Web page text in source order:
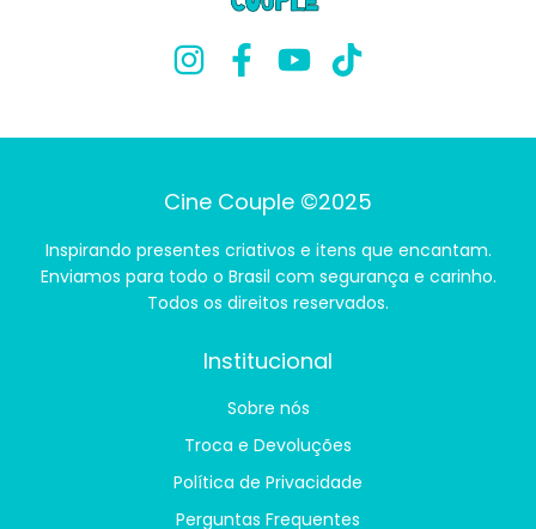
Cine Couple ©2025
Inspirando presentes criativos e itens que encantam.
Enviamos para todo o Brasil com segurança e carinho.
Todos os direitos reservados.
Institucional
Sobre nós
Troca e Devoluções
Política de Privacidade
Perguntas Frequentes